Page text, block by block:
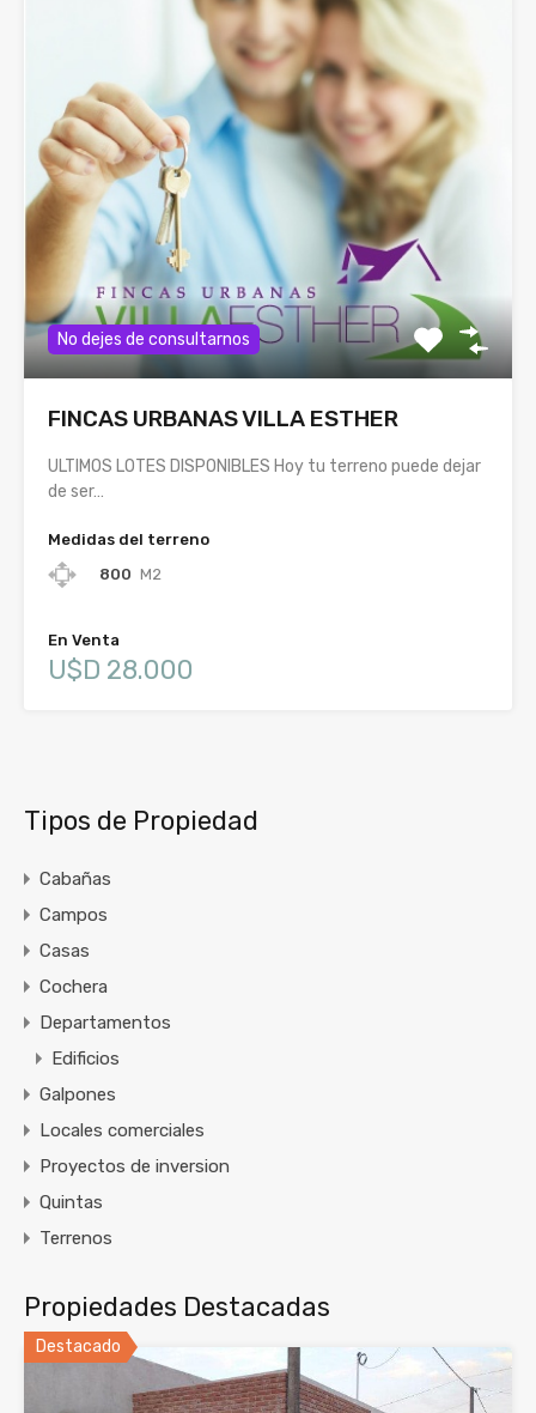
No dejes de consultarnos
FINCAS URBANAS VILLA ESTHER
ULTIMOS LOTES DISPONIBLES Hoy tu terreno puede dejar
de ser…
Medidas del terreno
800 M2
En Venta
U$D 28.000
Tipos de Propiedad
Cabañas
Campos
Casas
Cochera
Departamentos
Edificios
Galpones
Locales comerciales
Proyectos de inversion
Quintas
Terrenos
Propiedades Destacadas
Destacado